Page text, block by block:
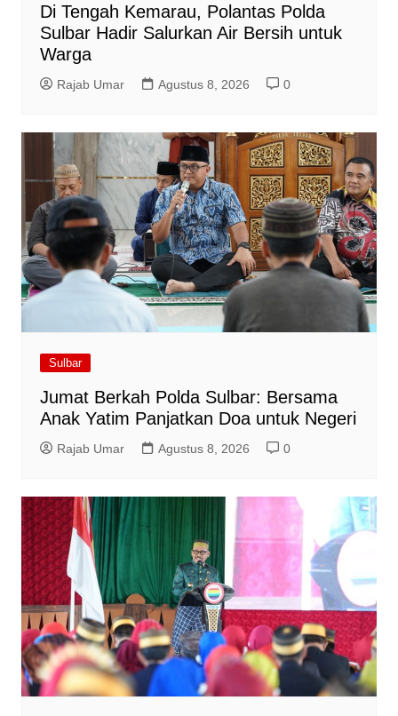
Di Tengah Kemarau, Polantas Polda
Sulbar Hadir Salurkan Air Bersih untuk
Warga
Rajab Umar Agustus 8, 2026 0
Sulbar
Jumat Berkah Polda Sulbar: Bersama
Anak Yatim Panjatkan Doa untuk Negeri
Rajab Umar Agustus 8, 2026 0